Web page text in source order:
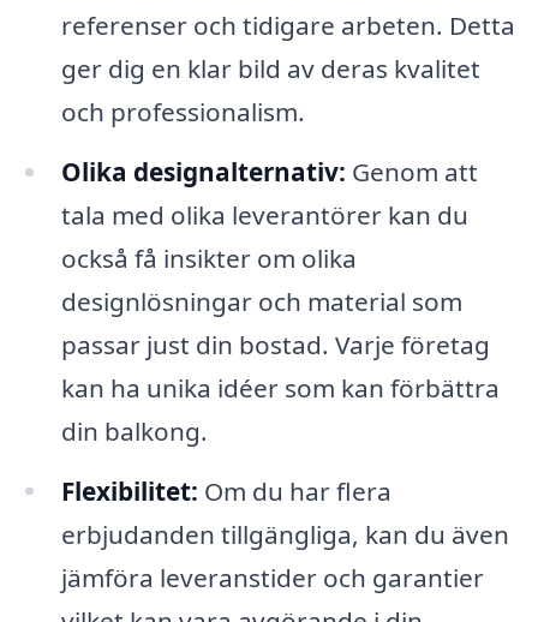
referenser och tidigare arbeten. Detta
ger dig en klar bild av deras kvalitet
och professionalism.
Olika designalternativ: Genom att
tala med olika leverantörer kan du
också få insikter om olika
designlösningar och material som
passar just din bostad. Varje företag
kan ha unika idéer som kan förbättra
din balkong.
Flexibilitet: Om du har flera
erbjudanden tillgängliga, kan du även
jämföra leveranstider och garantier